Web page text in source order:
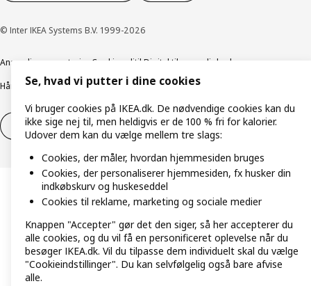
© Inter IKEA Systems B.V. 1999-2026
Ansvarlig rapportering Cookiepolitik Digital tilgængelighed
Håndtering af persondataSalgs- og leveringsbetingelser
Fortryd dit køb Fortryd dit køb af service
Se, hvad vi putter i dine cookies
Vi bruger cookies på IKEA.dk. De nødvendige cookies kan du
ikke sige nej til, men heldigvis er de 100 % fri for kalorier.
Udover dem kan du vælge mellem tre slags:
Cookies, der måler, hvordan hjemmesiden bruges
Cookies, der personaliserer hjemmesiden, fx husker din
indkøbskurv og huskeseddel
Cookies til reklame, marketing og sociale medier
Knappen "Accepter" gør det den siger, så her accepterer du
alle cookies, og du vil få en personificeret oplevelse når du
besøger IKEA.dk. Vil du tilpasse dem individuelt skal du vælge
"Cookieindstillinger". Du kan selvfølgelig også bare afvise
alle.